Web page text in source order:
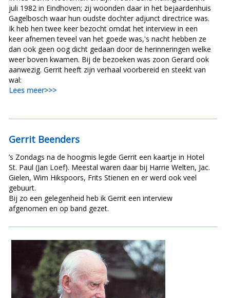
juli 1982 in Eindhoven; zij woonden daar in het bejaardenhuis
Gagelbosch waar hun oudste dochter adjunct directrice was.
Ik heb hen twee keer bezocht omdat het interview in een
keer afnemen teveel van het goede was,'s nacht hebben ze
dan ook geen oog dicht gedaan door de herinneringen welke
weer boven kwamen. Bij de bezoeken was zoon Gerard ook
aanwezig. Gerrit heeft zijn verhaal voorbereid en steekt van
wal:
Lees meer>>>
Gerrit Beenders
’s Zondags na de hoogmis legde Gerrit een kaartje in Hotel
St. Paul (Jan Loef). Meestal waren daar bij Harrie Welten, Jac.
Gielen, Wim Hikspoors, Frits Stienen en er werd ook veel
gebuurt.
Bij zo een gelegenheid heb ik Gerrit een interview
afgenomen en op band gezet.